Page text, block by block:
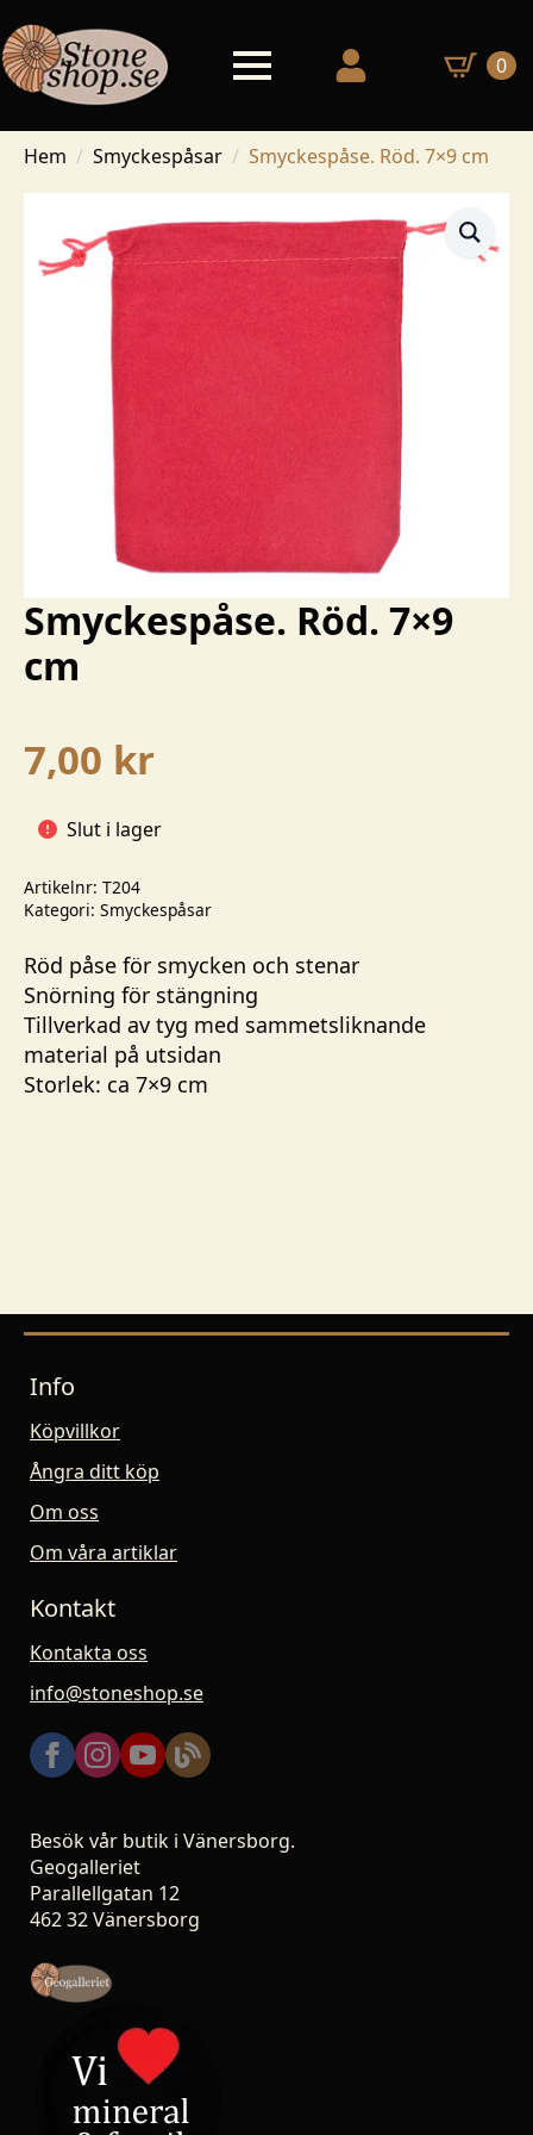
0
Hem Smyckespåsar Smyckespåse. Röd. 7×9 cm
Smyckespåse. Röd. 7×9
cm
7,00 kr
Slut i lager
Artikelnr: T204
Kategori: Smyckespåsar
Röd påse för smycken och stenar
Snörning för stängning
Tillverkad av tyg med sammetsliknande
material på utsidan
Storlek: ca 7×9 cm
Info
Köpvillkor
Ångra ditt köp
Om oss
Om våra artiklar
Kontakt
Kontakta oss
info@stoneshop.se
Besök vår butik i Vänersborg.
Geogalleriet
Parallellgatan 12
462 32 Vänersborg